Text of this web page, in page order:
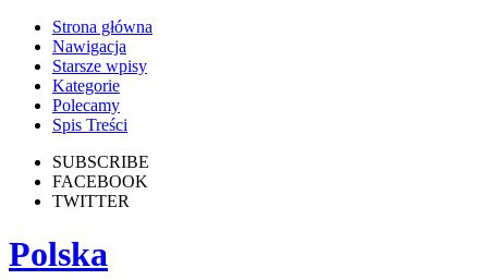
Strona główna
Nawigacja
Starsze wpisy
Kategorie
Polecamy
Spis Treści
SUBSCRIBE
FACEBOOK
TWITTER
Polska